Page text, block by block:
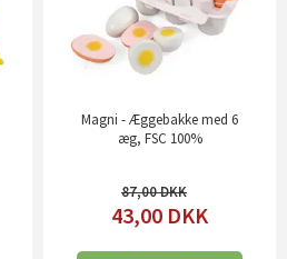
Magni - Æggebakke med 6
æg, FSC 100%
87,00
43,00 DKK